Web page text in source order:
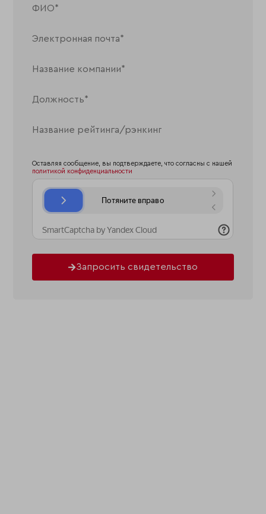
Оставляя сообщение, вы подтверждаете, что согласны с нашей
политикой конфиденциальности
Запросить свидетельство